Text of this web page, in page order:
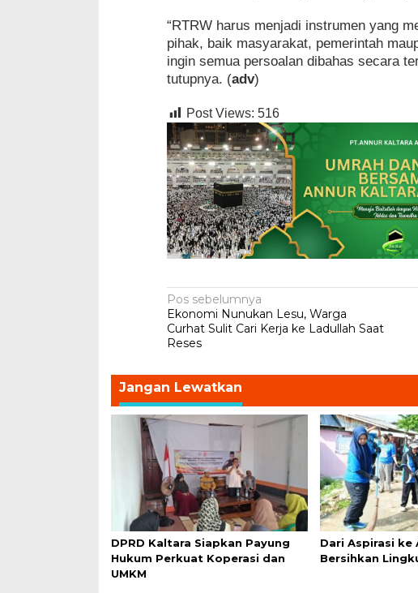
“RTRW harus menjadi instrumen yang
pihak, baik masyarakat, pemerintah
ingin semua persoalan dibahas secara
tutupnya. (adv)
Post Views: 516
Navigasi
pos
Pos sebelumnya
Ekonomi Nunukan Lesu, Warga
Curhat Sulit Cari Kerja ke Ladullah Saat
Reses
Jangan Lewatkan
DPRD Kaltara Siapkan Payung
Hukum Perkuat Koperasi dan
UMKM
Dari Aspirasi ke
Bersihkan